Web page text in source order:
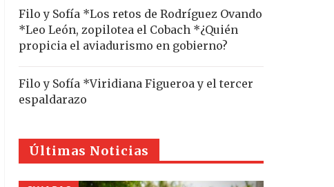
Filo y Sofía *Los retos de Rodríguez Ovando
*Leo León, zopilotea el Cobach *¿Quién
propicia el aviadurismo en gobierno?
Filo y Sofía *Viridiana Figueroa y el tercer
espaldarazo
Últimas Noticias